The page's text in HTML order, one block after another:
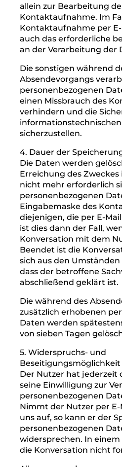
unserer Webseite zu
vor automatisierten
zu schützen.
Rechtsgrundlage für die
Daten, die im Zuge
E-Mail übermittelt
f DSGVO. Zielt der E-
Abschluss eines
zusätzliche
Verarbeitung Art. 6 Abs. 1
3. Zweck der
Daten aus der
allein zur Bearbeitung
Kontaktaufnahme. Im
Kontaktaufnahme per E-
auch das erforderliche
an der Verarbeitung der
Die sonstigen während
Absendevorgangs
personenbezogenen
einen Missbrauch des
verhindern und die
informationstechnischen
sicherzustellen.
4. Dauer der
Die Daten werden
Erreichung des Zweckes
nicht mehr erforderlich
personenbezogenen
Eingabemaske des
diejenigen, die per E-
ist dies dann der Fall,
Konversation mit dem
Beendet ist die
sich aus den
dass der betroffene
abschließend geklärt ist.
Die während des